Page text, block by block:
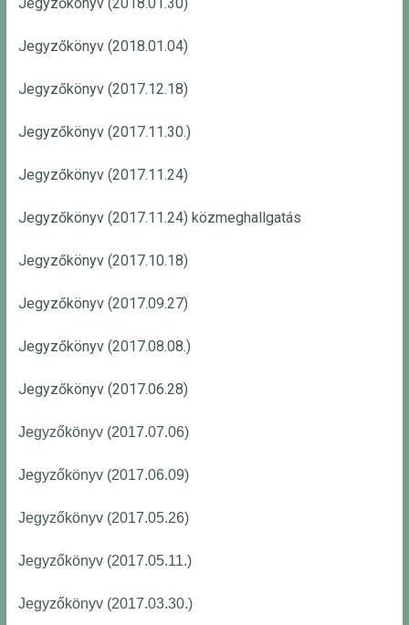
Jegyzőkönyv (2018.01.04)
Jegyzőkönyv (2017.12.18)
Jegyzőkönyv (2017.11.30.)
Jegyzőkönyv (2017.11.24)
Jegyzőkönyv (2017.11.24) közmeghallgatás
Jegyzőkönyv (2017.10.18)
Jegyzőkönyv (2017.09.27)
Jegyzőkönyv (2017.08.08.)
Jegyzőkönyv (2017.06.28)
Jegyzőkönyv (2017.07.06)
Jegyzőkönyv (2017.06.09)
Jegyzőkönyv (2017.05.26)
Jegyzőkönyv (2017.05.11.)
Jegyzőkönyv (2017.03.30.)